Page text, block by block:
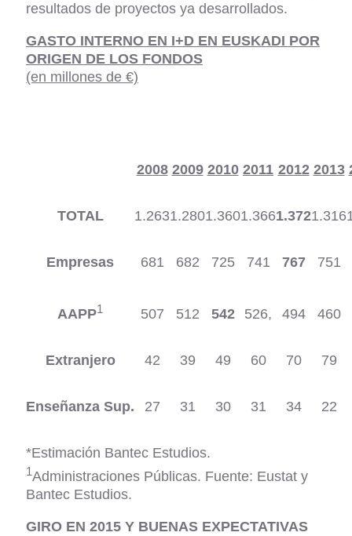
resultados de proyectos ya desarrollados.
GASTO INTERNO EN I+D EN EUSKADI POR
ORIGEN DE LOS FONDOS
(en millones de €)
2008 2009 2010 2011 2012 2013
TOTAL 1.2631.2801.3601.3661.3721.316
Empresas 681 682 725 741 767 751
AAPP1 507 512 542 526, 494 460
Extranjero 42 39 49 60 70 79
Enseñanza Sup. 27 31 30 31 34 22
*Estimación Bantec Estudios.
1Administraciones Públicas. Fuente: Eustat y
Bantec Estudios.
GIRO EN 2015 Y BUENAS EXPECTATIVAS